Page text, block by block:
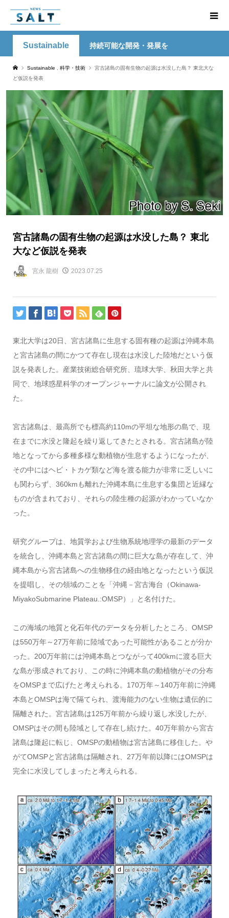
Sustainable 持続可能な開発・発展を
Sustainable 科学・技術
宮古諸島の固有生物の起源は水没した島？ 東北大な
ど仮説を発表
宮古諸島の固有生物の起源は水没した島？ 東北
大など仮説を発表
宮永 龍樹 2023.07.25
東北大学は20日、宮古諸島に生息する固有種の起源は沖縄本島
と宮古諸島の間にかつて存在し現在は水没した陸地だという仮
説を発表した。産業技術総合研究所、琉球大学、秋田大学と共
同で、地球惑星科学のオープンジャーナルに論文が公開され
た。
宮古諸島は、最高所でも標高約110mの平坦な地形の島で、現
在までに水没と隆起を繰り返してきたとされる。宮古諸島が陸
地となってから多種多様な動植物が生息するようになったが、
その中にはヘビ・トカゲ類など海を渡る能力が非常に乏しいに
も関わらず、360kmも離れた沖縄本島に生息する集団と近縁な
ものが含まれており、それらの陸生種の起源がわかっていなか
った。
研究グループは、地質学および生物系統地理学の最新のデータ
を統合し、沖縄本島と宮古諸島の間に巨大な島が存在して、沖
縄本島から宮古諸島への生物移住の経由地となったという仮説
を提唱し、その領域のことを「沖縄－宮古海台（Okinawa-
MiyakoSubmarine Plateau.:OMSP）」と名付けた。
この海域の地質と化石年代のデータを分析したところ、OMSP
は550万年～27万年前に陸域であった可能性があることが分か
った。200万年前には沖縄本島とつながって400kmに渡る巨大
な島が形成されており、この時に沖縄本島の動植物がその分布
をOMSPまで広げたと考えられる。170万年～140万年前に沖縄
本島とOMSPは海で隔てられ、渡海能力のない生物は遺伝的に
隔離された。宮古諸島は125万年前から繰り返し水没したが、
OMSPはその間も陸域として存在し続けた。40万年前から宮古
諸島は隆起に転じ、OMSPの動植物は宮古諸島に移住した。や
がてOMSPと宮古諸島は隔離され、27万年前以降にはOMSPは
完全に水没してしまったと考えられる。